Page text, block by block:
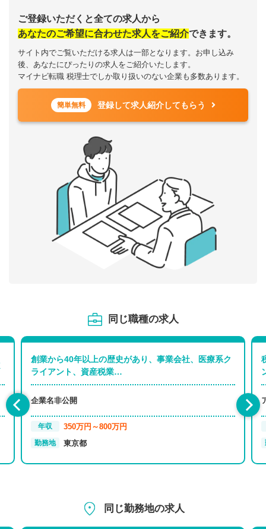
ご登録いただくと全ての求人から
あなたのご希望に合わせた求人をご紹介できます。
サイト内でご覧いただける求人は一部となります。お申し込み
後、あなたにぴったりの求人をご紹介いたします。
マイナビ転職 税理士でしか取り扱いのない企業も多数あります。
簡単無料 登録して求人紹介してもらう
同じ職種の求人
創業から40年以上の歴史があり、事業会社、医療系ク
ライアント、資産税業…
企業名非公開
年収 350万円～800万円
勤務地 東京都
同じ勤務地の求人